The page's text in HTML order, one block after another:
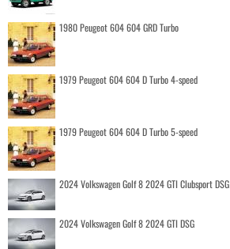
1980 Peugeot 604 604 GRD Turbo
1979 Peugeot 604 604 D Turbo 4-speed
1979 Peugeot 604 604 D Turbo 5-speed
2024 Volkswagen Golf 8 2024 GTI Clubsport DSG
2024 Volkswagen Golf 8 2024 GTI DSG